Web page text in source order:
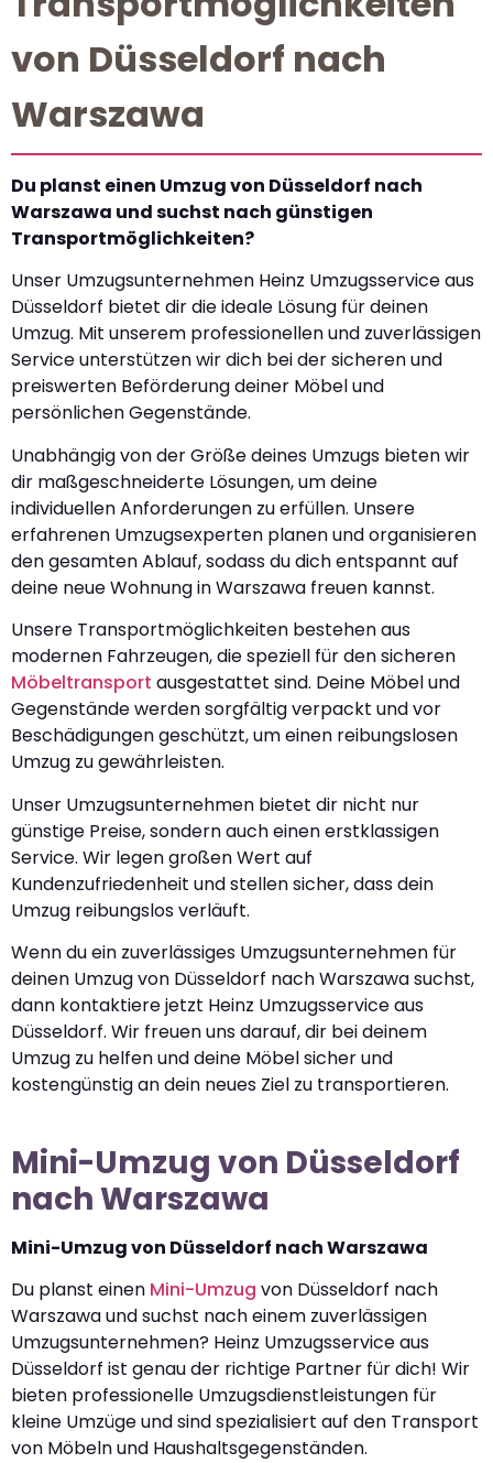
von Düsseldorf nach
Warszawa
Du planst einen Umzug von Düsseldorf nach
Warszawa und suchst nach günstigen
Transportmöglichkeiten?
Unser Umzugsunternehmen Heinz Umzugsservice aus
Düsseldorf bietet dir die ideale Lösung für deinen
Umzug. Mit unserem professionellen und zuverlässigen
Service unterstützen wir dich bei der sicheren und
preiswerten Beförderung deiner Möbel und
persönlichen Gegenstände.
Unabhängig von der Größe deines Umzugs bieten wir
dir maßgeschneiderte Lösungen, um deine
individuellen Anforderungen zu erfüllen. Unsere
erfahrenen Umzugsexperten planen und organisieren
den gesamten Ablauf, sodass du dich entspannt auf
deine neue Wohnung in Warszawa freuen kannst.
Unsere Transportmöglichkeiten bestehen aus
modernen Fahrzeugen, die speziell für den sicheren
Möbeltransport ausgestattet sind. Deine Möbel und
Gegenstände werden sorgfältig verpackt und vor
Beschädigungen geschützt, um einen reibungslosen
Umzug zu gewährleisten.
Unser Umzugsunternehmen bietet dir nicht nur
günstige Preise, sondern auch einen erstklassigen
Service. Wir legen großen Wert auf
Kundenzufriedenheit und stellen sicher, dass dein
Umzug reibungslos verläuft.
Wenn du ein zuverlässiges Umzugsunternehmen für
deinen Umzug von Düsseldorf nach Warszawa suchst,
dann kontaktiere jetzt Heinz Umzugsservice aus
Düsseldorf. Wir freuen uns darauf, dir bei deinem
Umzug zu helfen und deine Möbel sicher und
kostengünstig an dein neues Ziel zu transportieren.
Mini-Umzug von Düsseldorf
nach Warszawa
Mini-Umzug von Düsseldorf nach Warszawa
Du planst einen Mini-Umzug von Düsseldorf nach
Warszawa und suchst nach einem zuverlässigen
Umzugsunternehmen? Heinz Umzugsservice aus
Düsseldorf ist genau der richtige Partner für dich! Wir
bieten professionelle Umzugsdienstleistungen für
kleine Umzüge und sind spezialisiert auf den Transport
von Möbeln und Haushaltsgegenständen.